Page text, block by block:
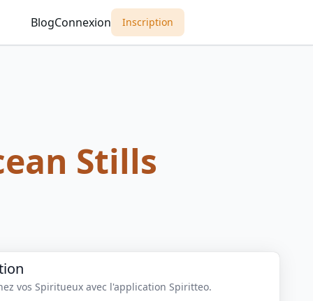
BlogConnexion Inscription
Stills
vos Spiritueux avec l'application Spiritteo.